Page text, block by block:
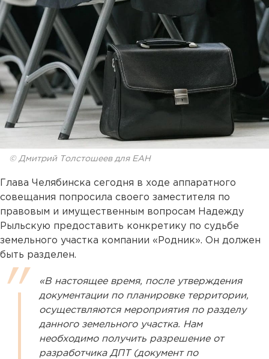
© Дмитрий Толстошеев для ЕАН
Глава Челябинска сегодня в ходе аппаратного
совещания попросила своего заместителя по
правовым и имущественным вопросам Надежду
Рыльскую предоставить конкретику по судьбе
земельного участка компании «Родник». Он должен
быть разделен.
«В настоящее время, после утверждения
документации по планировке территории,
осуществляются мероприятия по разделу
данного земельного участка. Нам
необходимо получить разрешение от
разработчика ДПТ (документ по